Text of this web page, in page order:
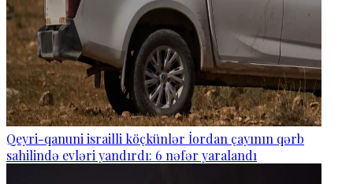
Qeyri-qanuni israilli köçkünlər İordan çayının qərb
sahilində evləri yandırdı: 6 nəfər yaralandı